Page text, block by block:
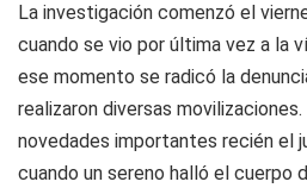
La investigación comenzó el
cuando se vio por última vez a la
ese momento se radicó la
realizaron diversas
novedades importantes recién el
cuando un sereno halló el cuerpo